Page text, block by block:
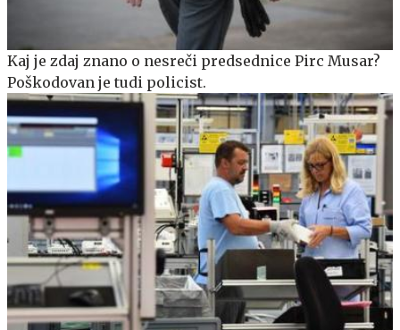
Kaj je zdaj znano o nesreči predsednice Pirc Musar?
Poškodovan je tudi policist.